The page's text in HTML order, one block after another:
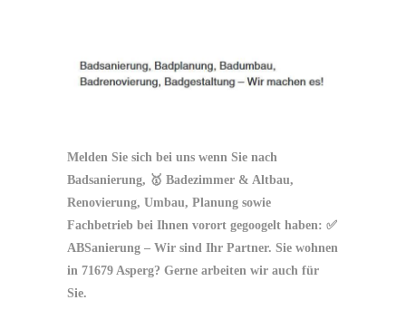
Melden Sie sich bei uns wenn Sie nach
Badsanierung, 🥇 Badezimmer & Altbau,
Renovierung, Umbau, Planung sowie
Fachbetrieb bei Ihnen vorort gegoogelt haben: ✅
ABSanierung – Wir sind Ihr Partner. Sie wohnen
in 71679 Asperg? Gerne arbeiten wir auch für
Sie.